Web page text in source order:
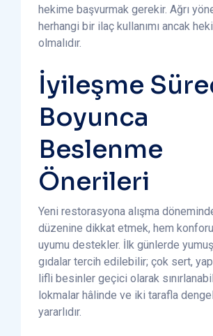
hekime başvurmak gerekir. Ağrı
herhangi bir ilaç kullanımı ancak
olmalıdır.
İyileşme
Boyunca
Beslenme
Önerileri
Yeni restorasyona alışma
düzenine dikkat etmek, hem
uyumu destekler. İlk günlerde
gıdalar tercih edilebilir; çok sert,
lifli besinler geçici olarak
lokmalar hâlinde ve iki tarafla
yararlıdır.